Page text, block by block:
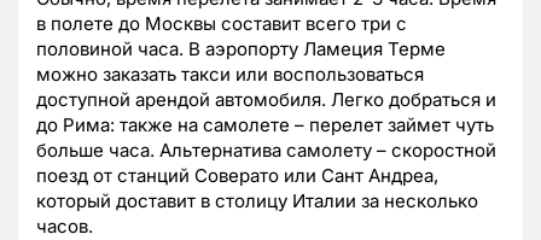
в полете до Москвы составит всего три с
половиной часа. В аэропорту Ламеция Терме
можно заказать такси или воспользоваться
доступной арендой автомобиля. Легко добраться и
до Рима: также на самолете – перелет займет чуть
больше часа. Альтернатива самолету – скоростной
поезд от станций Соверато или Сант Андреа,
который доставит в столицу Италии за несколько
часов.